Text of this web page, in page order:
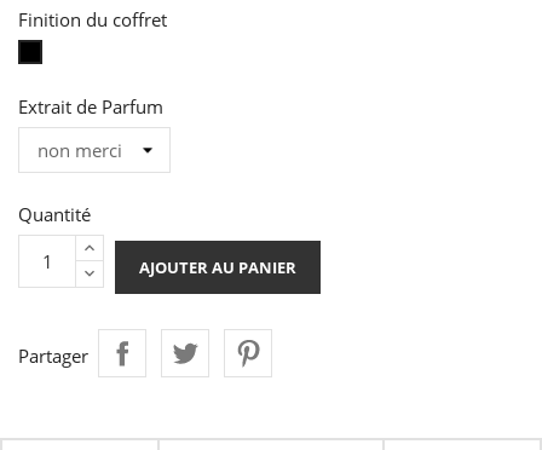
Finition du coffret
Extrait de Parfum
Quantité
AJOUTER AU PANIER
Partager